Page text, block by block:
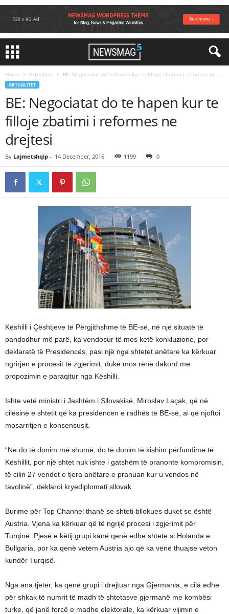
Home Aktualitet BE: Negociatat do te hapen kur te filloje zbatimi i reformes ne...
AKTUALITET
BE: Negociatat do te hapen kur te
filloje zbatimi i reformes ne
drejtesi
By Lajmetshqip - 14 December, 2016 1199 0
Këshilli i Çështjeve të Përgjithshme të BE-së, në një situatë të
pandodhur më parë, ka vendosur të mos ketë konkluzione, por
deklaratë të Presidencës, pasi një nga shtetet anëtare ka kërkuar
ngrirjen e procesit të zgjerimit, duke mos rënë dakord me
propozimin e paraqitur nga Këshilli.
Ishte vetë ministri i Jashtëm i Sllovakisë, Miroslav Laçak, që në
cilësinë e shtetit që ka presidencën e radhës të BE-së, ai që njoftoi
mosarritjen e konsensusit.
“Ne do të donim më shumë, do të donim të kishim përfundime të
Këshillit, por një shtet nuk ishte i gatshëm të pranonte kompromisin,
të cilin 27 vendet e tjera anëtare e pranuan kur u vendos në
tavolinë”, deklaroi kryediplomati sllovak.
Burime për Top Channel thanë se shteti bllokues duket se është
Austria. Vjena ka kërkuar që të ngrijë procesi i zgjerimit për
Turqinë. Pjesë e këtij grupi kanë qenë edhe shtete si Holanda e
Bullgaria, por ka qenë vetëm Austria ajo që ka vënë thuajse veton
kundër Turqisë.
Nga ana tjetër, ka qenë grupi i drejtuar nga Gjermania, e cila edhe
për shkak të numrit të madh të shtetasve gjermanë me kombësi
turke, që janë forcë e madhe elektorale, ka kërkuar vijimin e